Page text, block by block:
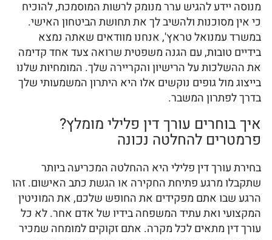
מנוסה יידע להגיש ערר מנומק לרשות המוסמכת, להוכיח
כי אין מסוכנות ולהשיב לך את תחושת הביטחון האישי.
במשרד עמנואל טראץ', אנחנו מוודאים שאתה נמצא
בידיים טובות, עם הגנה משפטית שרואה צעד אחד קדימה
את ההשלכות על הרישיון והקריירה שלך. המומחיות שלנו
בייצוג מול גופים נוקשים אלו היא היתרון המשמעותי שלך
בדרך לפתרון המשבר.
איך בוחרים עורך דין פלילי מומלץ?
פרמטרים להחלטה נכונה
בחירת עורך דין פלילי היא ההחלטה המכריעה ביותר
שתקבלו מרגע פתיחת החקירה או הגשת כתב האישום. זהו
הרגע שבו אתם מפקידים את החופש שלכם, את המוניטין
המקצועי ואת עתיד המשפחה בידיו של אדם אחר. לא כל
עורך דין מתאים לכל מקרה. אתם זקוקים למומחה שמכיר